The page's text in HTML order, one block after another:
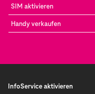
SIM aktivieren
Handy verkaufen
InfoService aktivieren